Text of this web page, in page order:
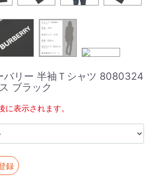
バリー 半袖Ｔシャツ 8080324
ブラック
表示されます。
録